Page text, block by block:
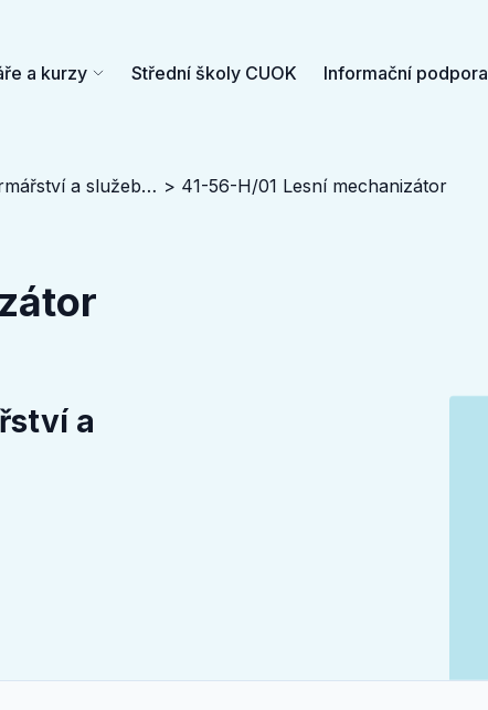
a kurzy Střední školy CUOK Informační podpora
a služeb, Jeseník 41-56-H/01 Lesní mechanizátor
a